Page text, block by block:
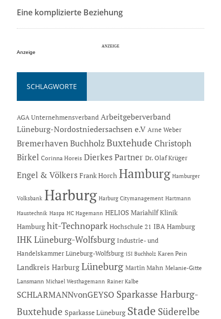
Eine komplizierte Beziehung
Anzeige
SCHLAGWORTE
AGA Unternehmensverband Arbeitgeberverband
Lüneburg-Nordostniedersachsen e.V Arne Weber
Bremerhaven Buchholz Buxtehude Christoph
Birkel Corinna Horeis Dierkes Partner Dr. Olaf Krüger
Engel & Völkers Frank Horch Hamburg Hamburger
Volksbank Harburg Harburg Citymanagement Hartmann
Haustechnik Haspa HC Hagemann HELIOS Mariahilf Klinik
Hamburg hit-Technopark Hochschule 21 IBA Hamburg
IHK Lüneburg-Wolfsburg Industrie- und
Handelskammer Lüneburg-Wolfsburg ISI Buchholz Karen Pein
Landkreis Harburg Lüneburg Martin Mahn Melanie-Gitte
Lansmann Michael Westhagemann Rainer Kalbe
SCHLARMANNvonGEYSO Sparkasse Harburg-
Buxtehude Sparkasse Lüneburg Stade Süderelbe